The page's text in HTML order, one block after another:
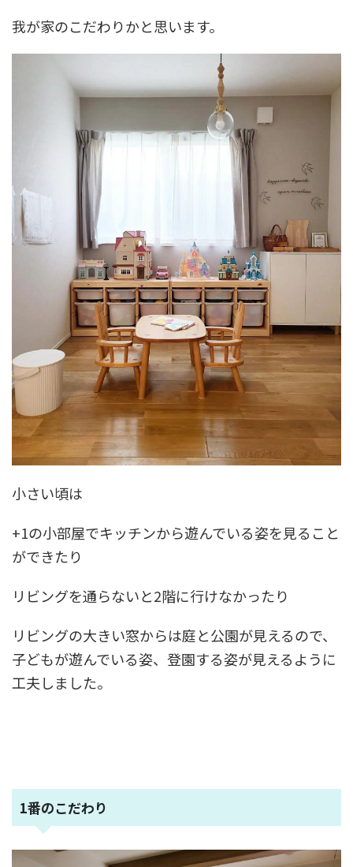
我が家のこだわりかと思います。
小さい頃は
+1の小部屋でキッチンから遊んでいる姿を見ること
ができたり
リビングを通らないと2階に行けなかったり
リビングの大きい窓からは庭と公園が見えるので、
子どもが遊んでいる姿、登園する姿が見えるように
工夫しました。
1番のこだわり